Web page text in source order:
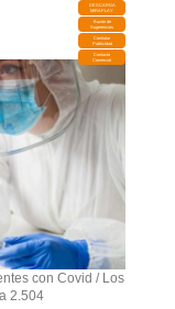
DESCARGA
MIRAPLAY
Buzón de
Sugerencias
Contratar
Publicidad
Contacto
Comercial
con Covid / Los
2.504